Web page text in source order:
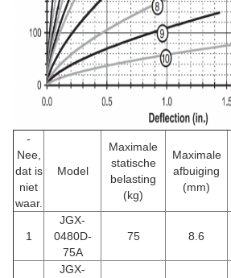
-
Nee,
dat is
niet
waar.
Model
Maximale
statische
belasting
(kg)
Maximale
afbuiging
(mm)
1
JGX-
0480D-
75A
75 8.6
JGX-